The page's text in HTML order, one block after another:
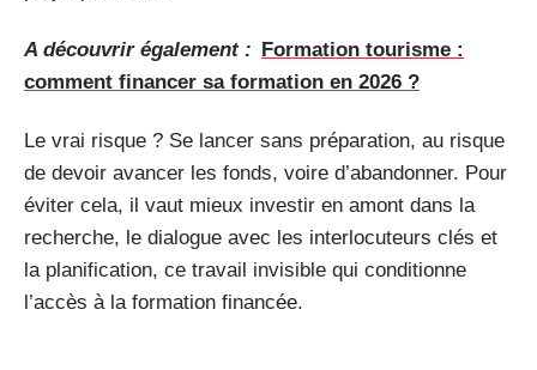
A découvrir également : Formation tourisme :
comment financer sa formation en 2026 ?
Le vrai risque ? Se lancer sans préparation, au risque
de devoir avancer les fonds, voire d’abandonner. Pour
éviter cela, il vaut mieux investir en amont dans la
recherche, le dialogue avec les interlocuteurs clés et
la planification, ce travail invisible qui conditionne
l’accès à la formation financée.